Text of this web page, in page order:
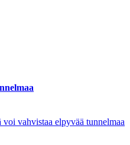
vahvistaa elpyvää tunnelmaa